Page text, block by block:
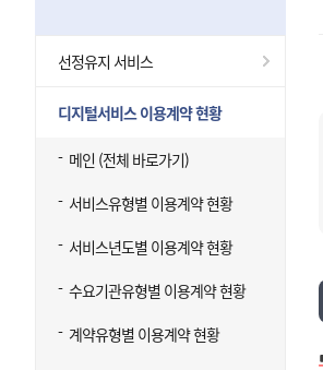
선정유지 서비스
디지털서비스 이용계약 현황
메인 (전체 바로가기)
서비스유형별 이용계약 현황
서비스년도별 이용계약 현황
수요기관유형별 이용계약 현황
계약유형별 이용계약 현황